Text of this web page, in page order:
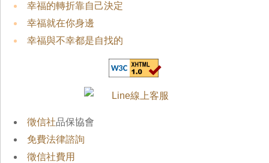
幸福的轉折靠自己決定
幸福就在你身邊
幸福與不幸都是自找的
徵信社品保協會
免費法律諮詢
徵信社費用